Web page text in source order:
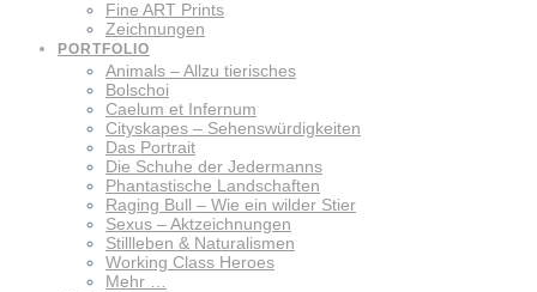
Fine ART Prints
Zeichnungen
PORTFOLIO
Animals – Allzu tierisches
Bolschoi
Caelum et Infernum
Cityskapes – Sehenswürdigkeiten
Das Portrait
Die Schuhe der Jedermanns
Phantastische Landschaften
Raging Bull – Wie ein wilder Stier
Sexus – Aktzeichnungen
Stillleben & Naturalismen
Working Class Heroes
Mehr …